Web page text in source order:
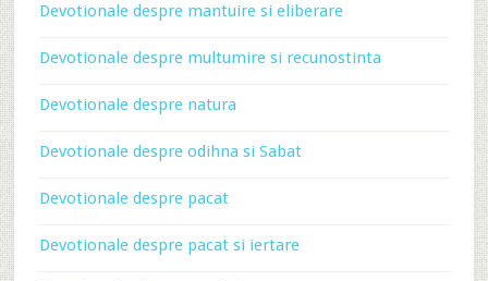
Devotionale despre mantuire si eliberare
Devotionale despre multumire si recunostinta
Devotionale despre natura
Devotionale despre odihna si Sabat
Devotionale despre pacat
Devotionale despre pacat si iertare